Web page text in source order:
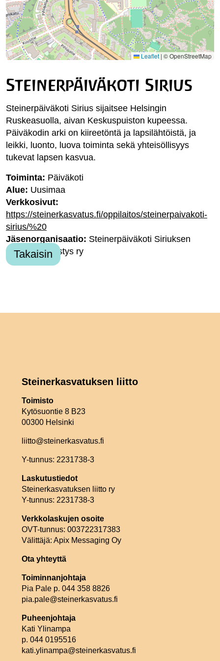
Leaflet | © OpenStreetMap
Steinerpäiväkoti Sirius
Steinerpäiväkoti Sirius sijaitsee Helsingin
Ruskeasuolla, aivan Keskuspuiston kupeessa.
Päiväkodin arki on kiireetöntä ja lapsilähtöistä, ja
leikki, luonto, luova toiminta sekä yhteisöllisyys
tukevat lapsen kasvua.
Toiminta: Päiväkoti
Alue: Uusimaa
Verkkosivut:
https://steinerkasvatus.fi/oppilaitos/steinerpaivakoti-
sirius/%20
Jäsenorganisaatio: Steinerpäiväkoti Siriuksen
kannatusyhdistys ry
Takaisin
Steinerkasvatuksen liitto
Toimisto
Kytösuontie 8 B23
00300 Helsinki
liitto@steinerkasvatus.fi
Y-tunnus: 2231738-3
Laskutustiedot
Steinerkasvatuksen liitto ry
Y-tunnus: 2231738-3
Verkkolaskujen osoite
OVT-tunnus: 003722317383
Välittäjä: Apix Messaging Oy
Ota yhteyttä
Toiminnanjohtaja
Pia Pale p. 044 358 8826
pia.pale@steinerkasvatus.fi
Puheenjohtaja
Kati Ylinampa
p. 044 0195516
kati.ylinampa@steinerkasvatus.fi